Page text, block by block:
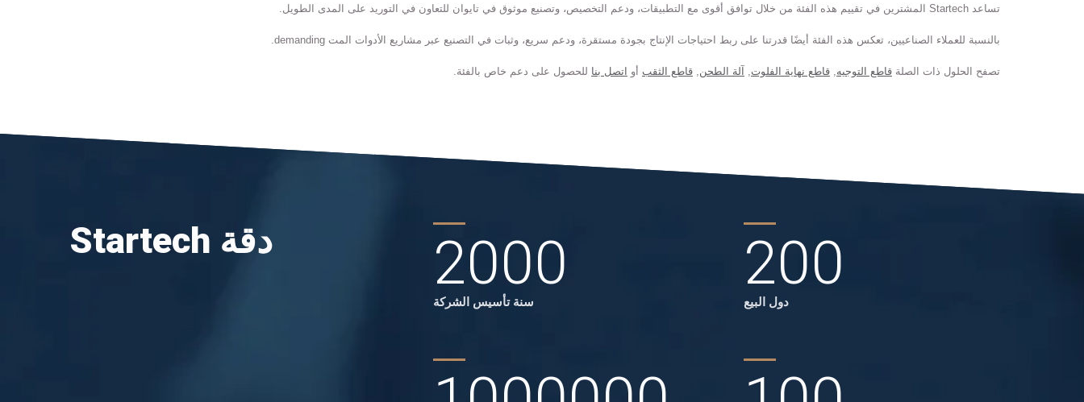
تساعد Startech المشترين في تقييم هذه الفئة من خلال توافق أقوى مع التطبيقات، ودعم التخصيص، وتصنيع موثوق في تايوان للتعاون في التوريد على المدى الطويل.
بالنسبة للعملاء الصناعيين، تعكس هذه الفئة أيضًا قدرتنا على ربط احتياجات الإنتاج بجودة مستقرة، ودعم سريع، وثبات في التصنيع عبر مشاريع الأدوات المت demanding.
تصفح الحلول ذات الصلة قاطع التوجيه, قاطع نهاية الفلوت, آلة الطحن, قاطع الثقب أو اتصل بنا للحصول على دعم خاص بالفئة.
Startech دقة 2000
سنة تأسيس الشركة
200
دول البيع